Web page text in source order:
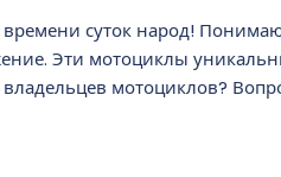
суток народ! Понимаю
Эти мотоциклы
мотоциклов?